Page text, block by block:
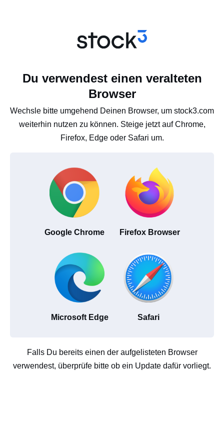
Du verwendest einen veralteten
Browser
Wechsle bitte umgehend Deinen Browser, um stock3.com
weiterhin nutzen zu können. Steige jetzt auf Chrome,
Firefox, Edge oder Safari um.
Google Chrome Firefox Browser
Microsoft Edge Safari
Falls Du bereits einen der aufgelisteten Browser
verwendest, überprüfe bitte ob ein Update dafür vorliegt.